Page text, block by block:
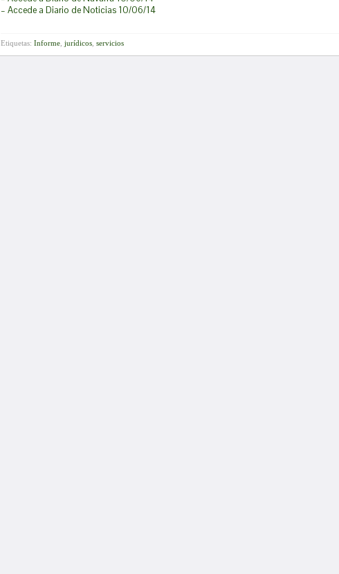
– Accede a Diario de Noticias 10/06/14
Etiquetas: Informe jurídicos servicios